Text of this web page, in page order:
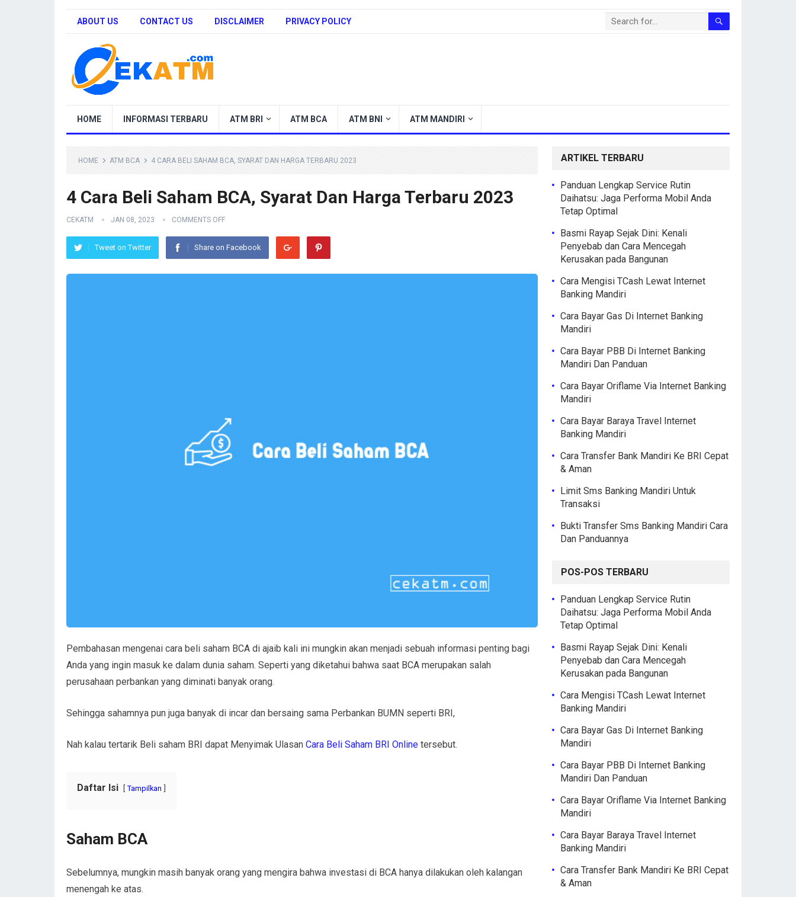
ABOUT US CONTACT US DISCLAIMER PRIVACY POLICY
HOME INFORMASI TERBARU ATM BRI ATM BCA ATM BNI ATM MANDIRI
HOME ATM BCA 4 CARA BELI SAHAM BCA, SYARAT DAN HARGA TERBARU 2023
4 Cara Beli Saham BCA, Syarat Dan Harga Terbaru 2023
CEKATM JAN 08, 2023 COMMENTS OFF
Tweet on Twitter Share on Facebook
Pembahasan mengenai cara beli saham BCA di ajaib kali ini mungkin akan menjadi sebuah informasi penting bagi
Anda yang ingin masuk ke dalam dunia saham. Seperti yang diketahui bahwa saat BCA merupakan salah
perusahaan perbankan yang diminati banyak orang.
Sehingga sahamnya pun juga banyak di incar dan bersaing sama Perbankan BUMN seperti BRI,
Nah kalau tertarik Beli saham BRI dapat Menyimak Ulasan Cara Beli Saham BRI Online tersebut.
Daftar Isi Tampilkan
Saham BCA
Sebelumnya, mungkin masih banyak orang yang mengira bahwa investasi di BCA hanya dilakukan oleh kalangan
menengah ke atas.
ARTIKEL TERBARU
Panduan Lengkap Service Rutin
Daihatsu: Jaga Performa Mobil Anda
Tetap Optimal
Basmi Rayap Sejak Dini: Kenali
Penyebab dan Cara Mencegah
Kerusakan pada Bangunan
Cara Mengisi TCash Lewat Internet
Banking Mandiri
Cara Bayar Gas Di Internet Banking
Mandiri
Cara Bayar PBB Di Internet Banking
Mandiri Dan Panduan
Cara Bayar Oriflame Via Internet Banking
Mandiri
Cara Bayar Baraya Travel Internet
Banking Mandiri
Cara Transfer Bank Mandiri Ke BRI Cepat
& Aman
Limit Sms Banking Mandiri Untuk
Transaksi
Bukti Transfer Sms Banking Mandiri Cara
Dan Panduannya
POS-POS TERBARU
Panduan Lengkap Service Rutin
Daihatsu: Jaga Performa Mobil Anda
Tetap Optimal
Basmi Rayap Sejak Dini: Kenali
Penyebab dan Cara Mencegah
Kerusakan pada Bangunan
Cara Mengisi TCash Lewat Internet
Banking Mandiri
Cara Bayar Gas Di Internet Banking
Mandiri
Cara Bayar PBB Di Internet Banking
Mandiri Dan Panduan
Cara Bayar Oriflame Via Internet Banking
Mandiri
Cara Bayar Baraya Travel Internet
Banking Mandiri
Cara Transfer Bank Mandiri Ke BRI Cepat
& Aman